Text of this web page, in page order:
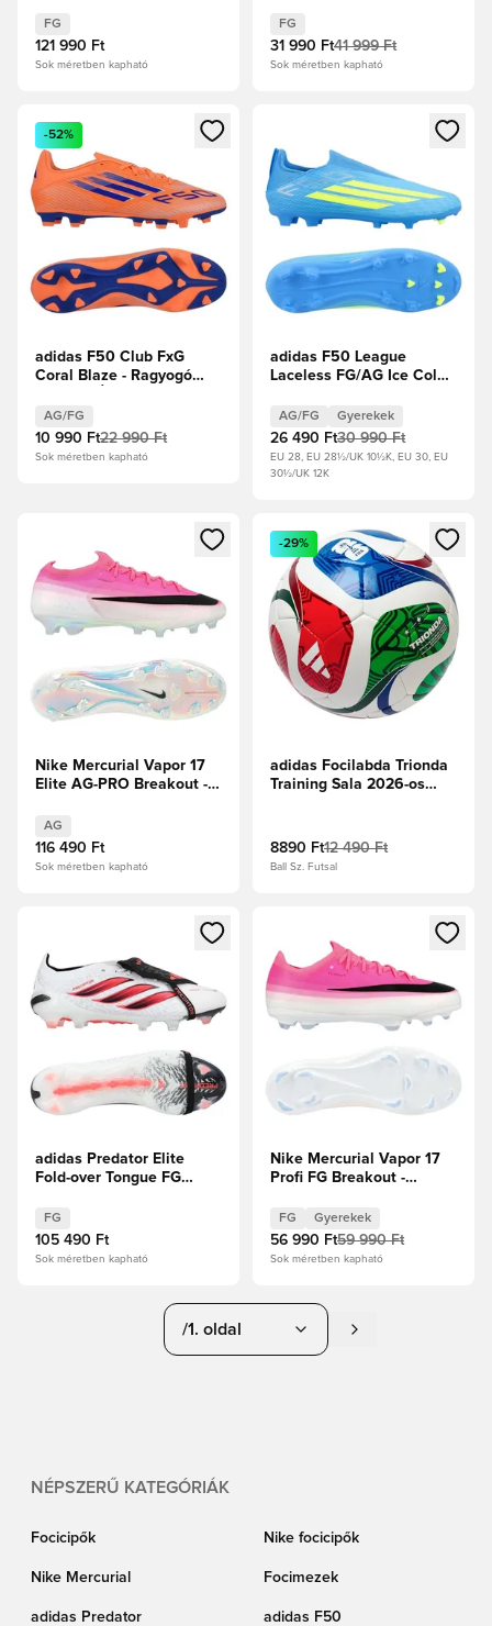
Pulse/Royal Pulse
FG
121 990 Ft
Sok méretben kapható
FG
31 990 Ft41 999 Ft
Sok méretben kapható
Megnyit egy modált a bejelentkezéshez vagy a tagként
-52%
adidas F50 Club FxG
Coral Blaze - Ragyogó
cipők
AG/FG
10 990 Ft22 990 Ft
Sok méretben kapható
Megnyit egy modált a
adidas F50 League
Laceless FG/AG Ice Cold
Blue/Napsárga/Világos
szolgálati akva Gyerek
AG/FG Gyerekek
26 490 Ft30 990 Ft
EU 28, EU 28½/UK 10½K, EU 30, EU
30½/UK 12K
Megnyit egy modált a bejelentkezéshez vagy a tagként
Nike Mercurial Vapor 17
Elite AG-PRO Breakout -
AG
116 490 Ft
Sok méretben kapható
Megnyit egy modált a
-29%
adidas Focilabda Trionda
Training Sala 2026-os
8890 Ft12 490 Ft
Ball Sz. Futsal
Megnyit egy modált a bejelentkezéshez vagy a tagként
adidas Predator Elite
Fold-over Tongue FG
FG
105 490 Ft
Sok méretben kapható
Megnyit egy modált a
Nike Mercurial Vapor 17
Profi FG Breakout -
rózsaszín Gyerek
FG Gyerekek
56 990 Ft59 990 Ft
Sok méretben kapható
/1. oldal
NÉPSZERŰ KATEGÓRIÁK
Focicipők Nike focicipők
Nike Mercurial Focimezek
adidas Predator adidas F50